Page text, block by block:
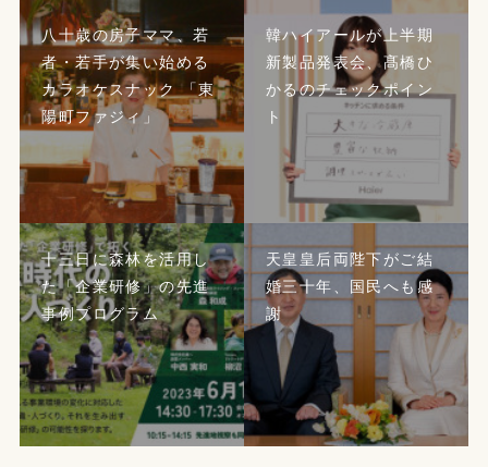
八十歳の房子ママ、若
者・若手が集い始める
カラオケスナック 「東
陽町ファジィ」
韓ハイアールが上半期
新製品発表会、髙橋ひ
かるのチェックポイン
ト
十三日に森林を活用し
た「企業研修」の先進
事例プログラム
天皇皇后両陛下がご結
婚三十年、国民へも感
謝